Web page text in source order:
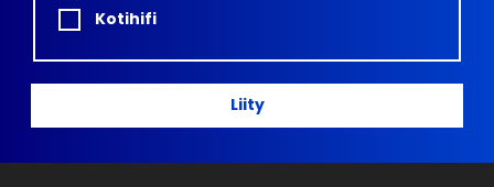
Kotihifi
Liity